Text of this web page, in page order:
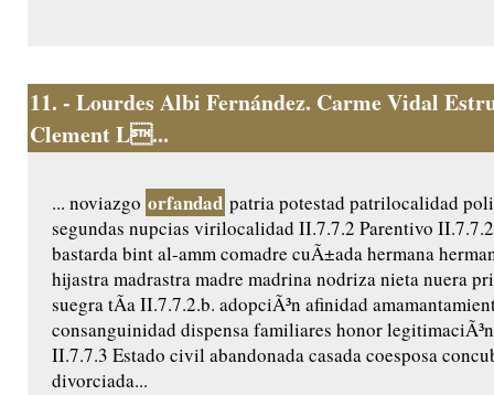
11. - Lourdes Albi Fernández. Carme Vidal
Clement L...
... noviazgo orfandad patria potestad patrilocalidad
segundas nupcias virilocalidad II.7.7.2 Parentivo
bastarda bint al-amm comadre cuÃ±ada hermana
hijastra madrastra madre madrina nodriza nieta nuera
suegra tÃ­a II.7.7.2.b. adopciÃ³n afinidad
consanguinidad dispensa familiares honor
II.7.7.3 Estado civil abandonada casada coesposa
divorciada...